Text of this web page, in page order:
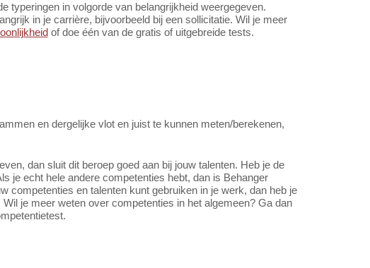
typeringen in volgorde van belangrijkheid weergegeven.
in je carrière, bijvoorbeeld bij een sollicitatie. Wil je meer
of doe één van de gratis of uitgebreide tests.
en dergelijke vlot en juist te kunnen meten/berekenen,
dan sluit dit beroep goed aan bij jouw talenten. Heb je de
je echt hele andere competenties hebt, dan is Behanger
competenties en talenten kunt gebruiken in je werk, dan heb je
je meer weten over competenties in het algemeen? Ga dan